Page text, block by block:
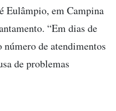
Eulâmpio, em Campina
“Em dias de
de atendimentos
de problemas